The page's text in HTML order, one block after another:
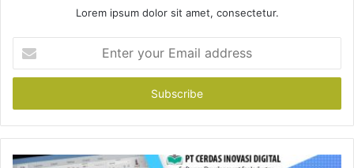
Lorem ipsum dolor sit amet, consectetur.
t
r
y
u